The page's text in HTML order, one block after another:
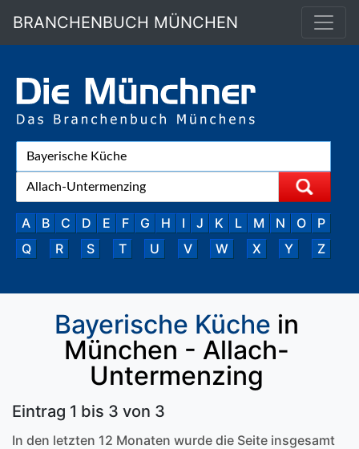
BRANCHENBUCH MÜNCHEN
A B C D E F G H I J K L M N O
P
Q
R S T U V W X Y Z
Bayerische Küche in
München - Allach-
Untermenzing
Eintrag 1 bis 3 von 3
In den letzten 12 Monaten wurde die Seite insgesamt